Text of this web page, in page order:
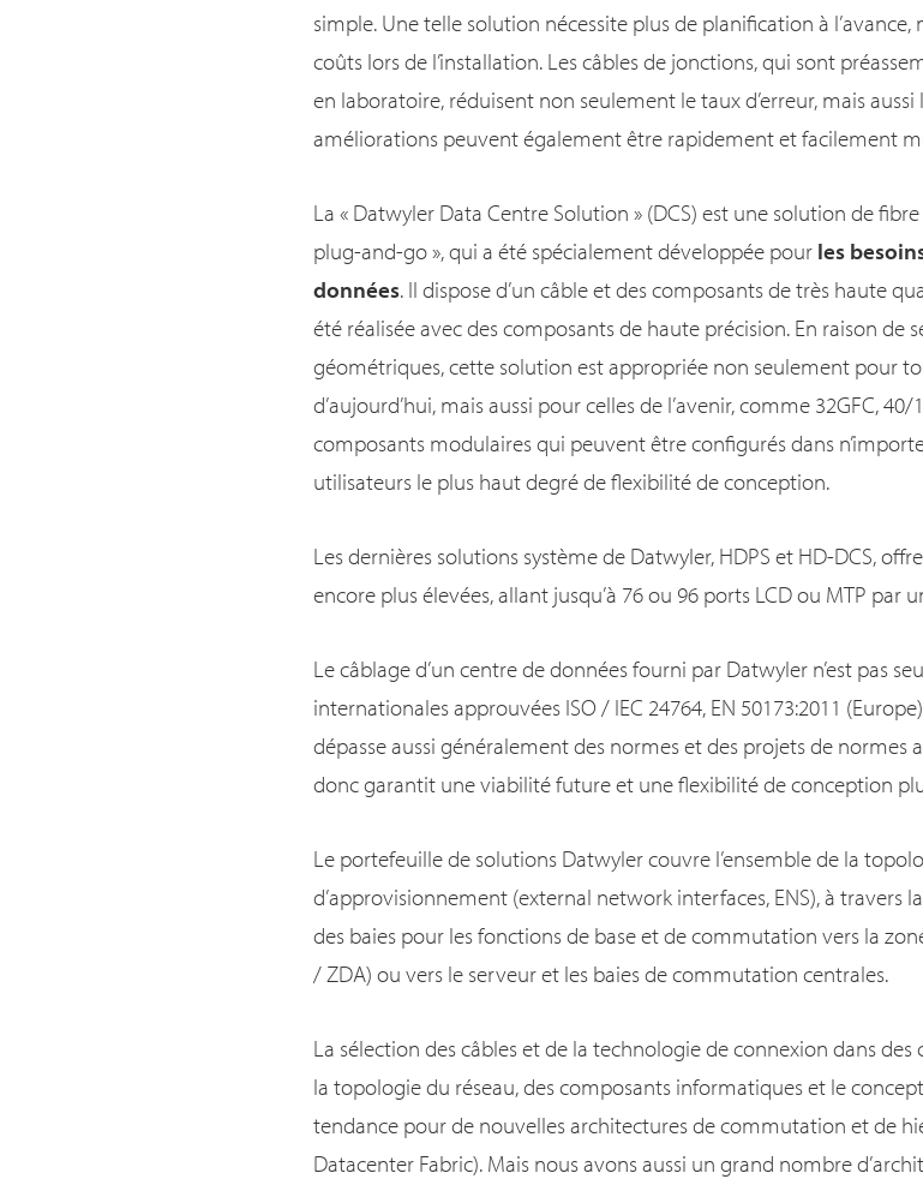
simple. Une telle solution nécessite plus de planification à
coûts lors de l’installation. Les câbles de jonctions, qui sont
en laboratoire, réduisent non seulement le taux d’erreur, mais
améliorations peuvent également être rapidement et facilement
La « Datwyler Data Centre Solution » (DCS) est une solution de
plug-and-go », qui a été spécialement développée pour les
données. Il dispose d’un câble et des composants de très haute
été réalisée avec des composants de haute précision. En raison de
géométriques, cette solution est appropriée non seulement pour
d’aujourd’hui, mais aussi pour celles de l’avenir, comme 32GFC,
composants modulaires qui peuvent être configurés dans
utilisateurs le plus haut degré de flexibilité de conception.
Les dernières solutions système de Datwyler, HDPS et HD-DCS,
encore plus élevées, allant jusqu’à 76 ou 96 ports LCD ou MTP par
Le câblage d’un centre de données fourni par Datwyler n’est pas
internationales approuvées ISO / IEC 24764, EN 50173:2011
dépasse aussi généralement des normes et des projets de normes
donc garantit une viabilité future et une flexibilité de conception
Le portefeuille de solutions Datwyler couvre l’ensemble de la
d’approvisionnement (external network interfaces, ENS), à travers
des baies pour les fonctions de base et de commutation vers la
/ ZDA) ou vers le serveur et les baies de commutation centrales.
La sélection des câbles et de la technologie de connexion dans
la topologie du réseau, des composants informatiques et le
tendance pour de nouvelles architectures de commutation et de
Datacenter Fabric). Mais nous avons aussi un grand nombre